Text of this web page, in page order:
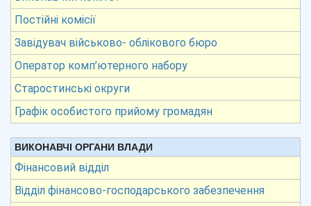
Постійні комісії
Завідувач військово- облікового бюро
Оператор комп’ютерного набору
Старостинські округи
Графік особистого прийому громадян
ВИКОНАВЧІ ОРГАНИ ВЛАДИ
Фінансовий відділ
Відділ фінансово-господарського забезпечення